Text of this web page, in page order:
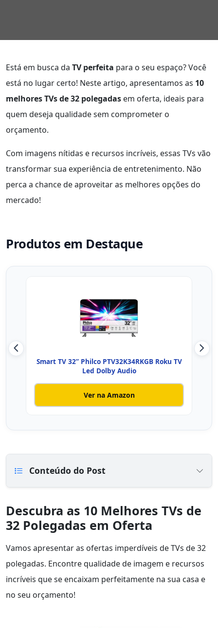
Está em busca da TV perfeita para o seu espaço? Você
está no lugar certo! Neste artigo, apresentamos as 10
melhores TVs de 32 polegadas em oferta, ideais para
quem deseja qualidade sem comprometer o
orçamento.
Com imagens nítidas e recursos incríveis, essas TVs vão
transformar sua experiência de entretenimento. Não
perca a chance de aproveitar as melhores opções do
mercado!
Produtos em Destaque
Smart TV 32” Philco PTV32K34RKGB Roku TV
Led Dolby Audio
Ver na Amazon
Conteúdo do Post
Descubra as 10 Melhores TVs de
32 Polegadas em Oferta
Vamos apresentar as ofertas imperdíveis de TVs de 32
polegadas. Encontre qualidade de imagem e recursos
incríveis que se encaixam perfeitamente na sua casa e
no seu orçamento!